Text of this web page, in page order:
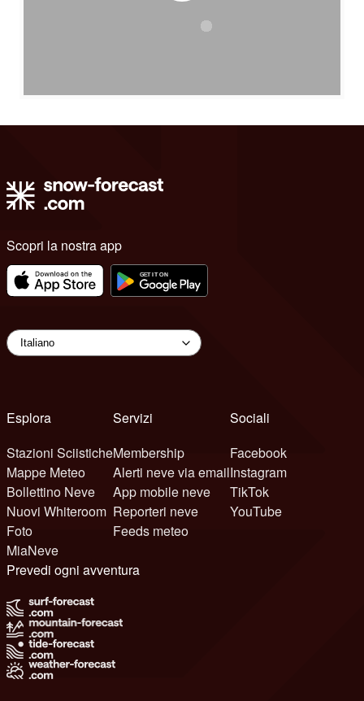
Scopri la nostra app
Esplora
Stazioni Sciistiche
Mappe Meteo
Bollettino Neve
Nuovi Whiteroom
Foto
MiaNeve
Servizi
Membership
Alerti neve via email
App mobile neve
Reporteri neve
Feeds meteo
Sociali
Facebook
Instagram
TikTok
YouTube
Prevedi ogni avventura